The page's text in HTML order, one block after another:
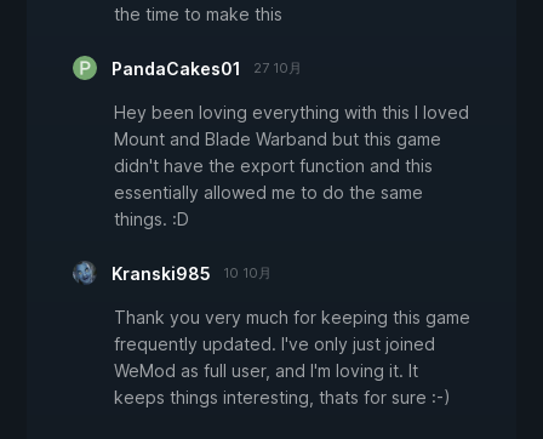
the time to make this
PandaCakes01 27 10月
Hey been loving everything with this I loved
Mount and Blade Warband but this game
didn't have the export function and this
essentially allowed me to do the same
things. :D
Kranski985 10 10月
Thank you very much for keeping this game
frequently updated. I've only just joined
WeMod as full user, and I'm loving it. It
keeps things interesting, thats for sure :-)